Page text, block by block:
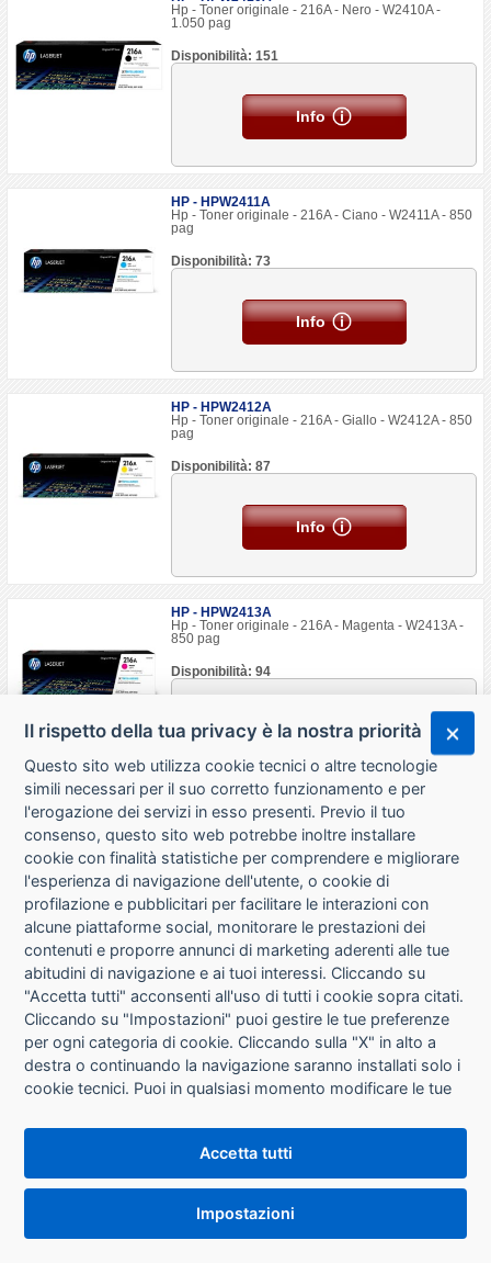
Hp - Toner originale - 216A - Nero - W2410A -
1.050 pag
Disponibilità: 151
Info
HP - HPW2411A
Hp - Toner originale - 216A - Ciano - W2411A - 850
pag
Disponibilità: 73
Info
HP - HPW2412A
Hp - Toner originale - 216A - Giallo - W2412A - 850
pag
Disponibilità: 87
Info
HP - HPW2413A
Hp - Toner originale - 216A - Magenta - W2413A -
850 pag
Disponibilità: 94
Info
HP - HPB6Y12A
Hp - Cartuccia ink originale - HP730 - Ciano
Chiaro - B6Y12A - 300 ml
Disponibilità: 0
Info
HP - HPW2120A
Hp - Toner originale - Nero - 212A - W2120A -
5.500 pag
Disponibilità: 18
Hp - Toner originale - Nero - 212X - W2120X -
Il rispetto della tua privacy è la nostra priorità
Questo sito web utilizza cookie tecnici o altre tecnologie
simili necessari per il suo corretto funzionamento e per
l'erogazione dei servizi in esso presenti. Previo il tuo
consenso, questo sito web potrebbe inoltre installare
cookie con finalità statistiche per comprendere e migliorare
l'esperienza di navigazione dell'utente, o cookie di
profilazione e pubblicitari per facilitare le interazioni con
alcune piattaforme social, monitorare le prestazioni dei
contenuti e proporre annunci di marketing aderenti alle tue
abitudini di navigazione e ai tuoi interessi. Cliccando su
"Accetta tutti" acconsenti all'uso di tutti i cookie sopra citati.
Cliccando su "Impostazioni" puoi gestire le tue preferenze
per ogni categoria di cookie. Cliccando sulla "X" in alto a
destra o continuando la navigazione saranno installati solo i
cookie tecnici. Puoi in qualsiasi momento modificare le tue
che si trova in fondo alle pagine del sito. Per maggiori
informazioni consulta la nostraInformativa sui cookie
Accetta tutti
Impostazioni